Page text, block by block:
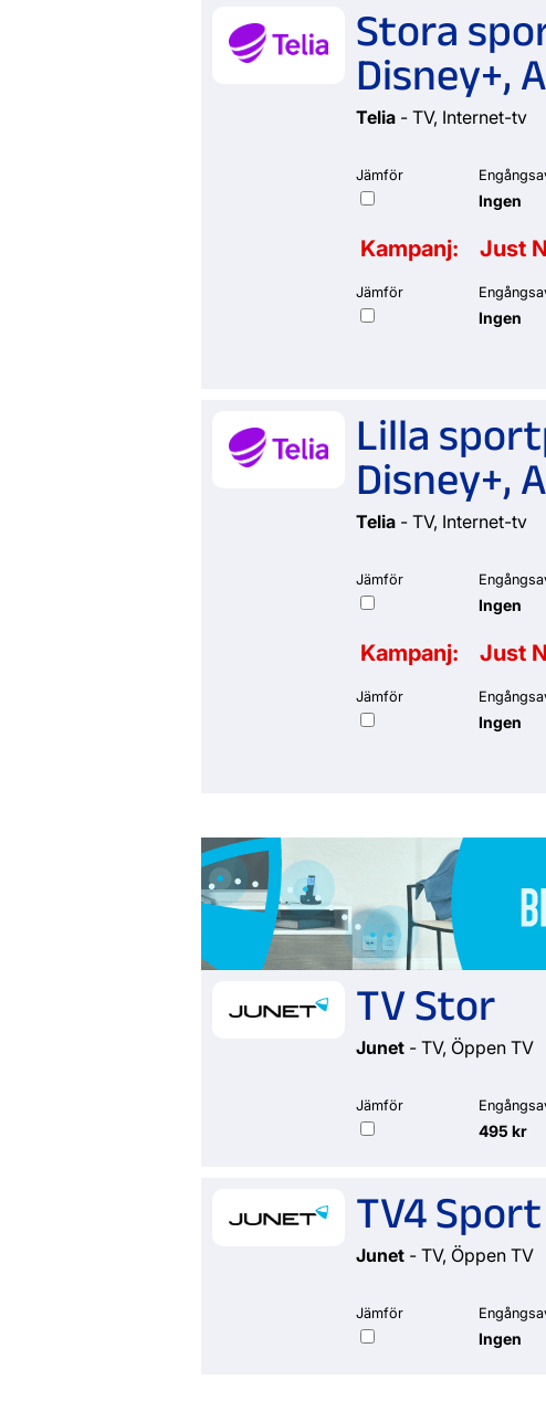
Stora
Disney+,
Telia - TV, Internet-tv
Jämför
Ingen
Kampanj: Just
Jämför
Ingen
Lilla
Disney+,
Telia - TV, Internet-tv
Jämför
Ingen
Kampanj: Just
Jämför
Ingen
TV Stor
Junet - TV, Öppen TV
Jämför
495 kr
TV4
Junet - TV, Öppen TV
Jämför
Ingen